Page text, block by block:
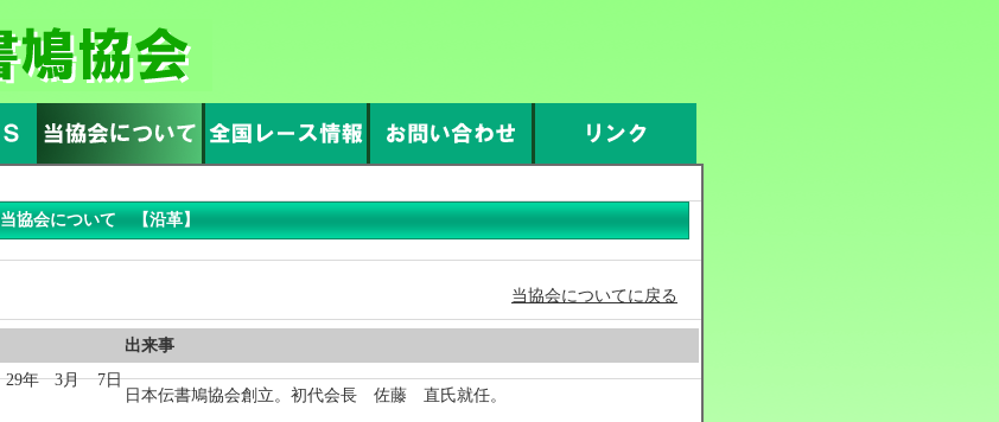
当協会について 【沿革】
当協会についてに戻る
出来事
29年 3月
7日
日本伝書鳩協会創立。初代会長 佐藤 直氏就任。